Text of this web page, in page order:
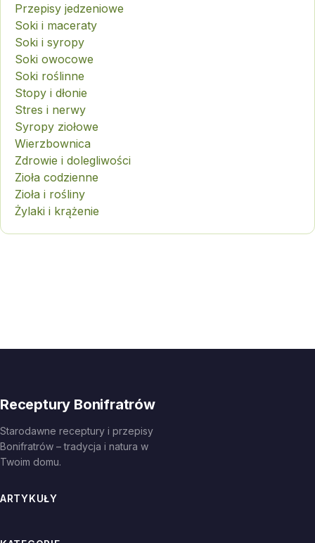
Przepisy jedzeniowe
Soki i maceraty
Soki i syropy
Soki owocowe
Soki roślinne
Stopy i dłonie
Stres i nerwy
Syropy ziołowe
Wierzbownica
Zdrowie i dolegliwości
Zioła codzienne
Zioła i rośliny
Żylaki i krążenie
Receptury Bonifratrów
Starodawne receptury i przepisy
Bonifratrów – tradycja i natura w
Twoim domu.
ARTYKUŁY